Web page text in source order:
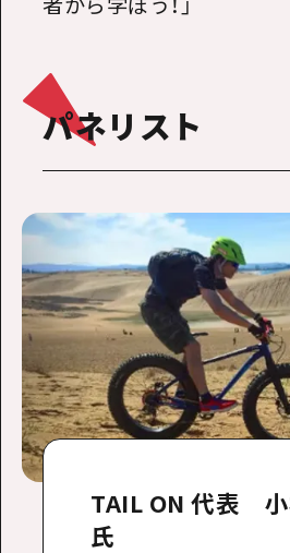
パネリスト
TAIL ON 代表
氏